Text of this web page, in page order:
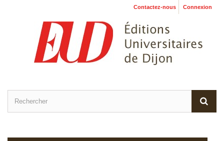
Connexion
Contactez-nous